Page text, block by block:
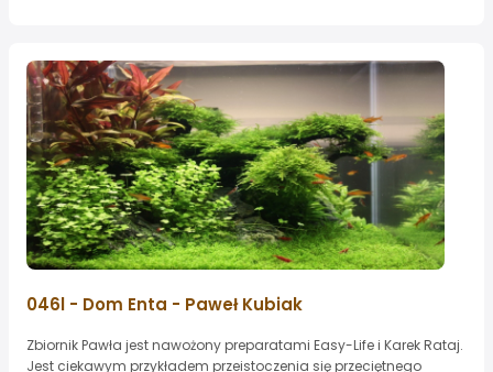
046l - Dom Enta - Paweł Kubiak
Zbiornik Pawła jest nawożony preparatami Easy-Life i Karek Rataj.
Jest ciekawym przykładem przeistoczenia się przeciętnego